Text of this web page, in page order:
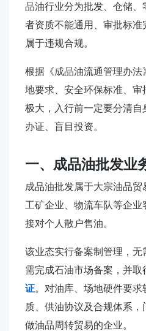
品油行业分为批发、仓储、
者资质不能通用、审批标
属于违规合规。
根据《成品油流通管理办法
地要求、安全环保标准、
极大，入行前一定要分清自
办证、盲目投资。
一、成品油批发业
成品油批发属于大宗油品贸
工矿企业、物流车队等企
接对个人散户售油。
该业态实行备案制管理，
需完成石油市场备案，并取
证。对油库、场地硬件要求
质、供油协议及合规体系
做油品周转贸易的企业。